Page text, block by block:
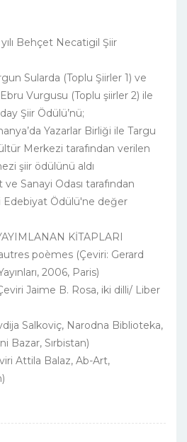
yılı Behçet Necatigil Şiir
Sularda (Toplu Şiirler 1) ve
Vurgusu (Toplu şiirler 2) ile
Şiir Ödülü’nü;
Yazarlar Birliği ile Targu
Merkezi tarafından verilen
şiir ödülünü aldı
Sanayi Odası tarafından
Edebiyat Ödülü'ne değer
KİTAPLARI
poèmes (Çeviri: Gerard
2006, Paris)
Jaime B. Rosa, iki dilli/ Liber
Salkoviç, Narodna Biblioteka,
Bazar, Sırbistan)
Attila Balaz, Ab-Art,